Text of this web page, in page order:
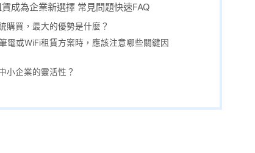
成為企業新選擇 常見問題快速FAQ
購買，最大的優勢是什麼？
電或WiFi租賃方案時，應該注意哪些關鍵因
小企業的靈活性？